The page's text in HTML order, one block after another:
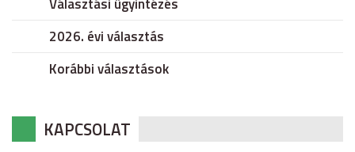
Választási ügyintézés
2026. évi választás
Korábbi választások
KAPCSOLAT